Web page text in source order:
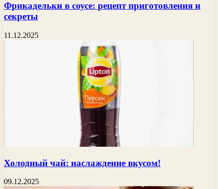
Фрикадельки в соусе: рецепт приготовления и
секреты
11.12.2025
Холодный чай: наслаждение вкусом!
09.12.2025